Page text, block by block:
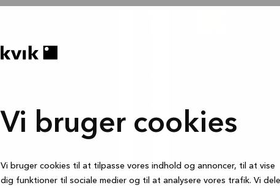
Vi bruger cookies
Vi bruger cookies til at tilpasse vores indhold og annoncer, til at vise
dig funktioner til sociale medier og til at analysere vores trafik. Vi